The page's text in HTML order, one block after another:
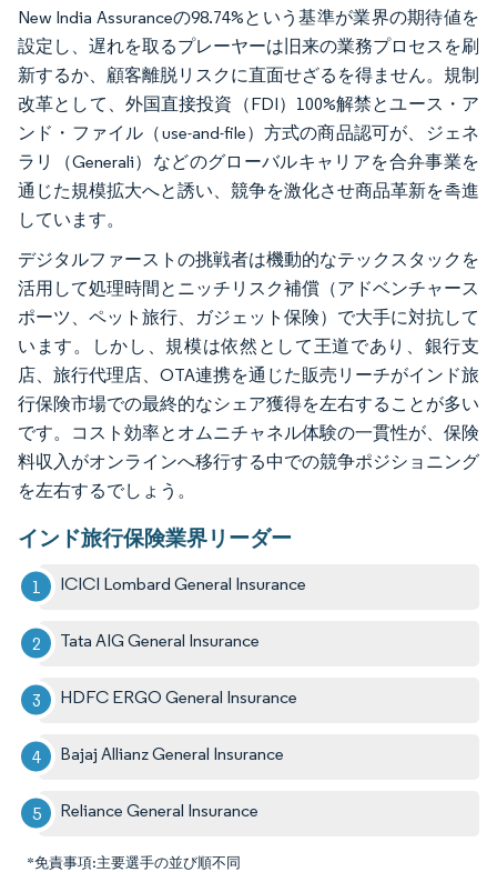
New India Assuranceの98.74%という基準が業界の期待値を
設定し、遅れを取るプレーヤーは旧来の業務プロセスを刷
新するか、顧客離脱リスクに直面せざるを得ません。規制
改革として、外国直接投資（FDI）100%解禁とユース・ア
ンド・ファイル（use-and-file）方式の商品認可が、ジェネ
ラリ（Generali）などのグローバルキャリアを合弁事業を
通じた規模拡大へと誘い、競争を激化させ商品革新を촉進
しています。
デジタルファーストの挑戦者は機動的なテックスタックを
活用して処理時間とニッチリスク補償（アドベンチャース
ポーツ、ペット旅行、ガジェット保険）で大手に対抗して
います。しかし、規模は依然として王道であり、銀行支
店、旅行代理店、OTA連携を通じた販売リーチがインド旅
行保険市場での最終的なシェア獲得を左右することが多い
です。コスト効率とオムニチャネル体験の一貫性が、保険
料収入がオンラインへ移行する中での競争ポジショニング
を左右するでしょう。
インド旅行保険業界リーダー
ICICI Lombard General Insurance
Tata AIG General Insurance
HDFC ERGO General Insurance
Bajaj Allianz General Insurance
Reliance General Insurance
*免責事項:主要選手の並び順不同